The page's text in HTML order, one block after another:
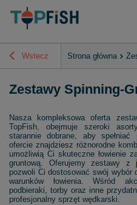
Wstecz Strona główna
Zestawy Spinning-
Nasza kompleksowa oferta
TopFish, obejmuje szeroki
starannie dobrane, aby
ofercie znajdziesz różnorodne
umożliwią Ci skuteczne łowienie
gruntową. Oferujemy zestawy
pozwoli Ci dostosować swój wybór
warunków łowienia. Wśród
podbieraki, torby oraz inne
profesjonalny sprzęt wędkarski.